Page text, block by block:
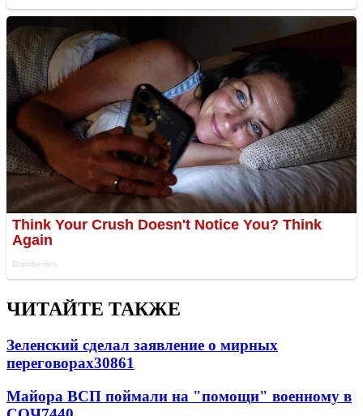
ЧИТАЙТЕ ТАКЖЕ
Зеленский сделал заявление о мирных
переговорах30861
Майора ВСП поймали на "помощи" военному в